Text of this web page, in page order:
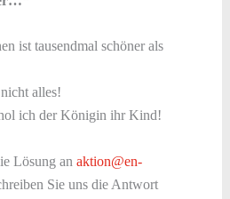
ist tausendmal schöner als
alles!
ich der Königin ihr Kind!
Lösung an aktion@en-
Sie uns die Antwort